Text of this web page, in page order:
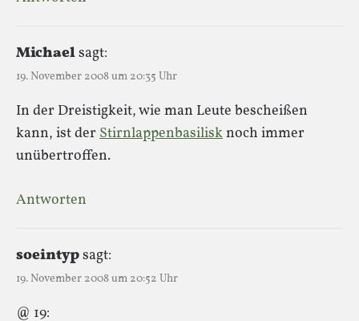
Michaelsagt:
19. November 2008 um 20:35 Uhr
In der Dreistigkeit, wie man Leute bescheißen
kann, ist der Stirnlappenbasilisknoch immer
unübertroffen.
Antworten
soeintypsagt:
19. November 2008 um 20:52 Uhr
@ 19: